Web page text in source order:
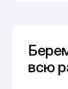
всю